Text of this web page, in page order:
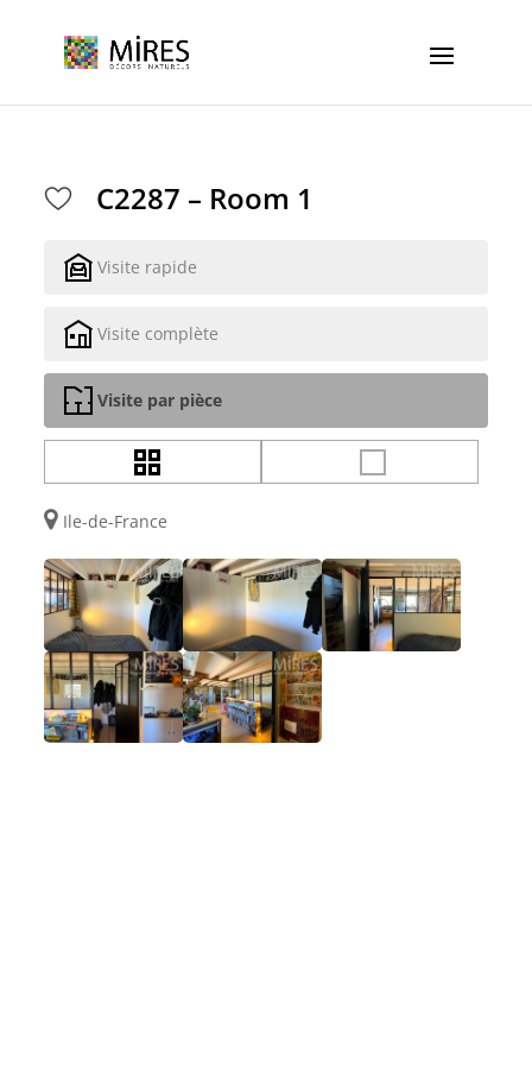
C2287 – Room 1
Visite rapide
Visite complète
Visite par pièce
Ile-de-France